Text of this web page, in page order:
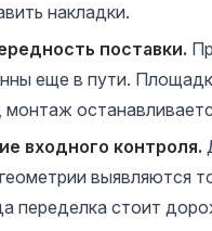
накладки.
поставки.
еще в пути.
монтаж
входного контроля.
выявляются
переделка стоит